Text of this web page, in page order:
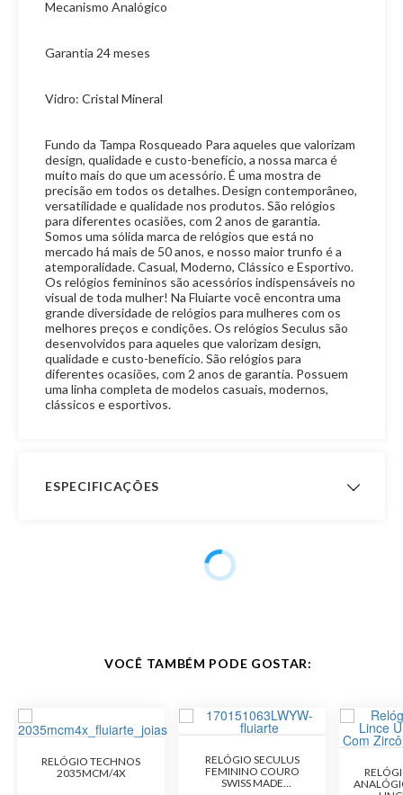
Mecanismo Analógico
Garantia 24 meses
Vidro: Cristal Mineral
Fundo da Tampa Rosqueado Para aqueles que valorizam
design, qualidade e custo-benefício, a nossa marca é
muito mais do que um acessório. É uma mostra de
precisão em todos os detalhes. Design contemporâneo,
versatilidade e qualidade nos produtos. São relógios
para diferentes ocasiões, com 2 anos de garantia.
Somos uma sólida marca de relógios que está no
mercado há mais de 50 anos, e nosso maior trunfo é a
atemporalidade. Casual, Moderno, Clássico e Esportivo.
Os relógios femininos são acessórios indispensáveis no
visual de toda mulher! Na Fluiarte você encontra uma
grande diversidade de relógios para mulheres com os
melhores preços e condições. Os relógios Seculus são
desenvolvidos para aqueles que valorizam design,
qualidade e custo-benefício. São relógios para
diferentes ocasiões, com 2 anos de garantia. Possuem
uma linha completa de modelos casuais, modernos,
clássicos e esportivos.
ESPECIFICAÇÕES
Feminino
Linha Cherry
Cor Chumbo com Fundo Bordô
Mostrador com Cristais
Tamanho aproximado 38 mm
VOCÊ TAMBÉM PODE GOSTAR:
RELÓGIO TECHNOS
2035MCM/4X
RELÓGIO SECULUS
FEMININO COURO
SWISS MADE